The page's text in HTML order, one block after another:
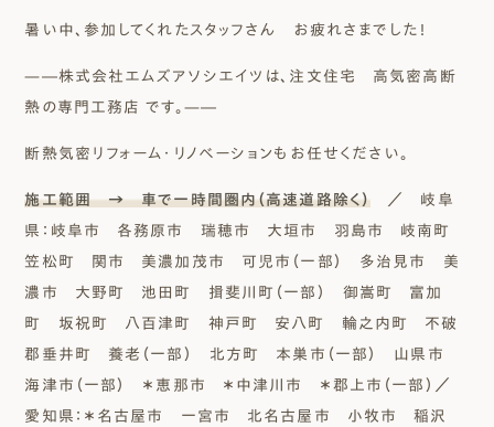
暑い中、参加してくれたスタッフさん お疲れさまでした！
—―株式会社エムズアソシエイツは、注文住宅 高気密高断
熱の専門工務店 です。—―
断熱気密リフォーム・リノベーションもお任せください。
施工範囲 → 車で一時間圏内（高速道路除く） ／ 岐阜
県：岐阜市 各務原市 瑞穂市 大垣市 羽島市 岐南町
笠松町 関市 美濃加茂市 可児市（一部） 多治見市 美
濃市 大野町 池田町 揖斐川町（一部） 御嵩町 富加
町 坂祝町 八百津町 神戸町 安八町 輪之内町 不破
郡垂井町 養老（一部） 北方町 本巣市（一部） 山県市
海津市（一部） ＊恵那市 ＊中津川市 ＊郡上市（一部）／
愛知県：＊名古屋市 一宮市 北名古屋市 小牧市 稲沢